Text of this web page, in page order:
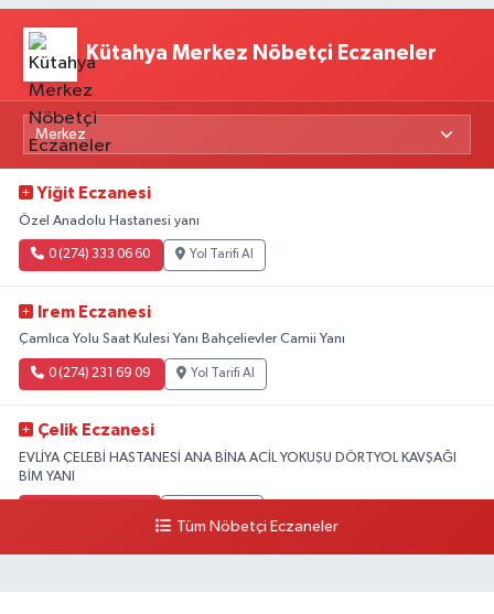
Kütahya Merkez Nöbetçi Eczaneler
Yiğit Eczanesi
Özel Anadolu Hastanesi yanı
0 (274) 333 06 60 Yol Tarifi Al
Irem Eczanesi
Çamlıca Yolu Saat Kulesi Yanı Bahçelievler Camii Yanı
0 (274) 231 69 09 Yol Tarifi Al
Çelik Eczanesi
EVLİYA ÇELEBİ HASTANESİ ANA BİNA ACİL YOKUŞU DÖRTYOL KAVŞAĞI
BİM YANI
Tüm Nöbetçi Eczaneler